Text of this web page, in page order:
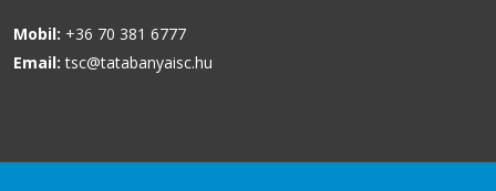
Mobil: +36 70 381 6777
Email: tsc@tatabanyaisc.hu